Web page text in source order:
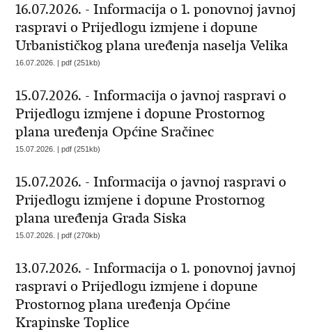
16.07.2026. - Informacija o 1. ponovnoj javnoj
raspravi o Prijedlogu izmjene i dopune
Urbanističkog plana uređenja naselja Velika
16.07.2026. | pdf (251kb)
15.07.2026. - Informacija o javnoj raspravi o
Prijedlogu izmjene i dopune Prostornog
plana uređenja Općine Sračinec
15.07.2026. | pdf (251kb)
15.07.2026. - Informacija o javnoj raspravi o
Prijedlogu izmjene i dopune Prostornog
plana uređenja Grada Siska
15.07.2026. | pdf (270kb)
13.07.2026. - Informacija o 1. ponovnoj javnoj
raspravi o Prijedlogu izmjene i dopune
Prostornog plana uređenja Općine
Krapinske Toplice